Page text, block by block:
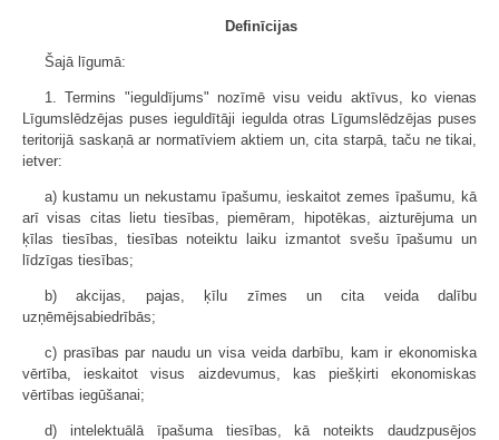
Definīcijas
Šajā līgumā:
1. Termins "ieguldījums" nozīmē visu veidu aktīvus, ko vienas
Līgumslēdzējas puses ieguldītāji iegulda otras Līgumslēdzējas puses
teritorijā saskaņā ar normatīviem aktiem un, cita starpā, taču ne tikai,
ietver:
a) kustamu un nekustamu īpašumu, ieskaitot zemes īpašumu, kā
arī visas citas lietu tiesības, piemēram, hipotēkas, aizturējuma un
ķīlas tiesības, tiesības noteiktu laiku izmantot svešu īpašumu un
līdzīgas tiesības;
b) akcijas, pajas, ķīlu zīmes un cita veida dalību
uzņēmējsabiedrībās;
c) prasības par naudu un visa veida darbību, kam ir ekonomiska
vērtība, ieskaitot visus aizdevumus, kas piešķirti ekonomiskas
vērtības iegūšanai;
d) intelektuālā īpašuma tiesības, kā noteikts daudzpusējos